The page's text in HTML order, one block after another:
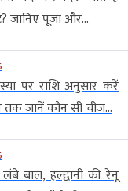
जानिए पूजा और...
पर राशि अनुसार करें
तक जानें कौन सी चीज...
बाल, हल्द्वानी की रेनू